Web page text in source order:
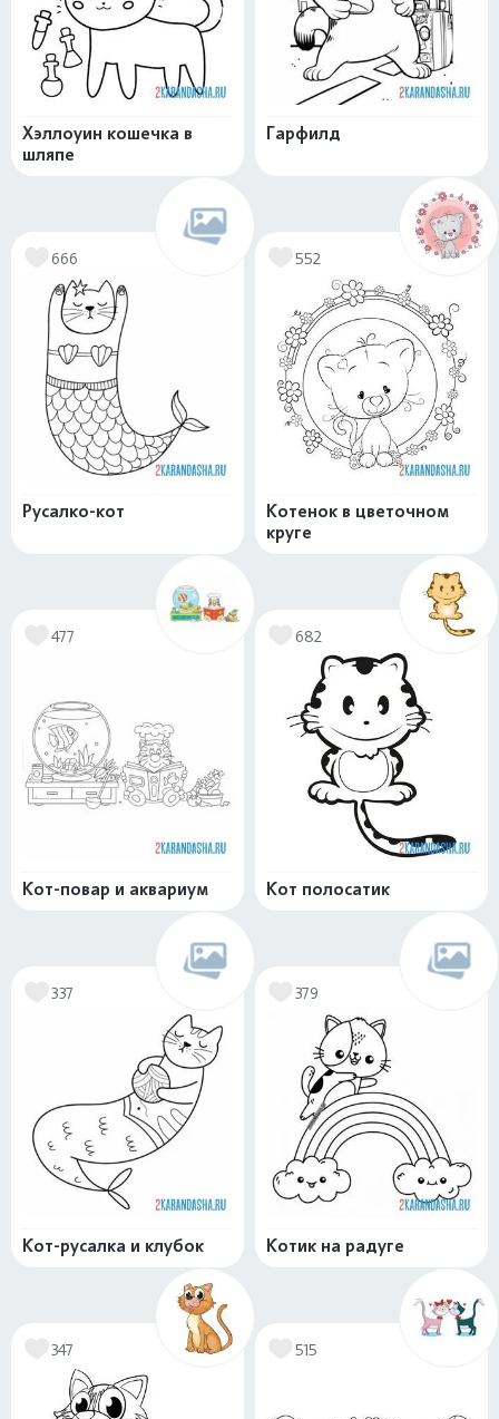
Хэллоуин кошечка в
шляпе
Гарфилд
666
Русалко-кот
552
Котенок в цветочном
круге
477
Кот-повар и аквариум
682
Кот полосатик
337
Кот-русалка и клубок
379
Котик на радуге
347 515